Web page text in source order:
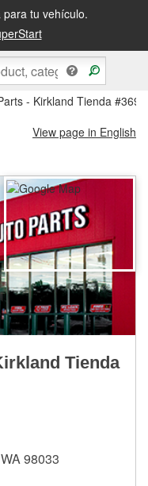
tu vehículo.
o recógela en la tienda
- Kirkland Tienda #3691
View page in English
Tienda
98033